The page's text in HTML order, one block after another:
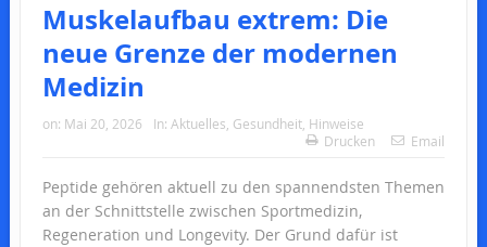
Muskelaufbau extrem: Die
neue Grenze der modernen
Medizin
on: Mai 20, 2026 In: Aktuelles, Gesundheit, Hinweise
Drucken
Email
Peptide gehören aktuell zu den spannendsten Themen
an der Schnittstelle zwischen Sportmedizin,
Regeneration und Longevity. Der Grund dafür ist